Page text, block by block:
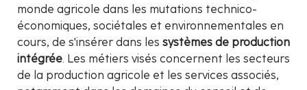
monde agricole dans les mutations technico-
économiques, sociétales et environnementales en
cours, de s'insérer dans les systèmes de production
intégrée. Les métiers visés concernent les secteurs
de la production agricole et les services associés,